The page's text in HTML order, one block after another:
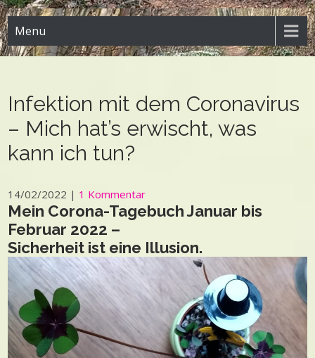
Menu
Infektion mit dem Coronavirus
– Mich hat’s erwischt, was
kann ich tun?
14/02/2022 | 1 Kommentar
Mein Corona-Tagebuch Januar bis
Februar 2022 –
Sicherheit ist eine Illusion.